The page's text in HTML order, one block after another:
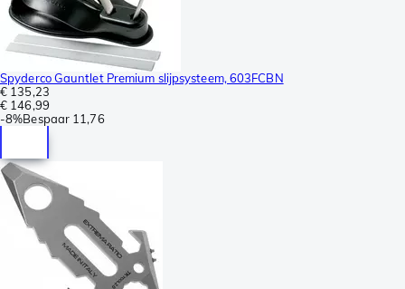
Spyderco Gauntlet Premium slijpsysteem, 603FCBN
€ 135,23
€ 146,99
-8%Bespaar 11,76